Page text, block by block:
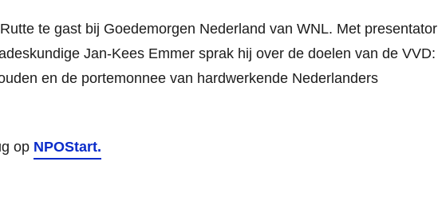
te gast bij Goedemorgen Nederland van WNL. Met presentator
Jan-Kees Emmer sprak hij over de doelen van de VVD:
en de portemonnee van hardwerkende Nederlanders
op NPOStart.